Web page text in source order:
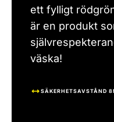
ett fylligt
är en produkt
väska!
SÄKERHETSAVSTÅND